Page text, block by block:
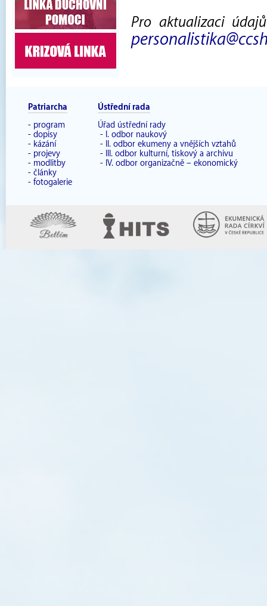
Pro aktualizaci
Patriarcha
- program
- dopisy
- kázání
- projevy
- modlitby
- články
- fotogalerie
Ústřední rada
Úřad ústřední rady
- I. odbor naukový
-
II. odbor ekumeny a vnějších vztahů
-
III. odbor kulturní, tiskový a archivu
- IV. odbor organizačně – ekonomický